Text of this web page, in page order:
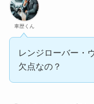
車歴くん
レンジローバー・
欠点なの？